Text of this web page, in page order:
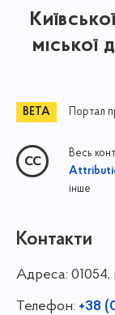
міської
Портал
Весь
інше
Контакти
Адреса: 01054,
Телефон: +38